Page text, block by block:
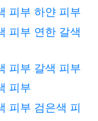
피부 하얀 피부
피부 연한 갈색
피부 갈색 피부
피부
피부 검은색 피